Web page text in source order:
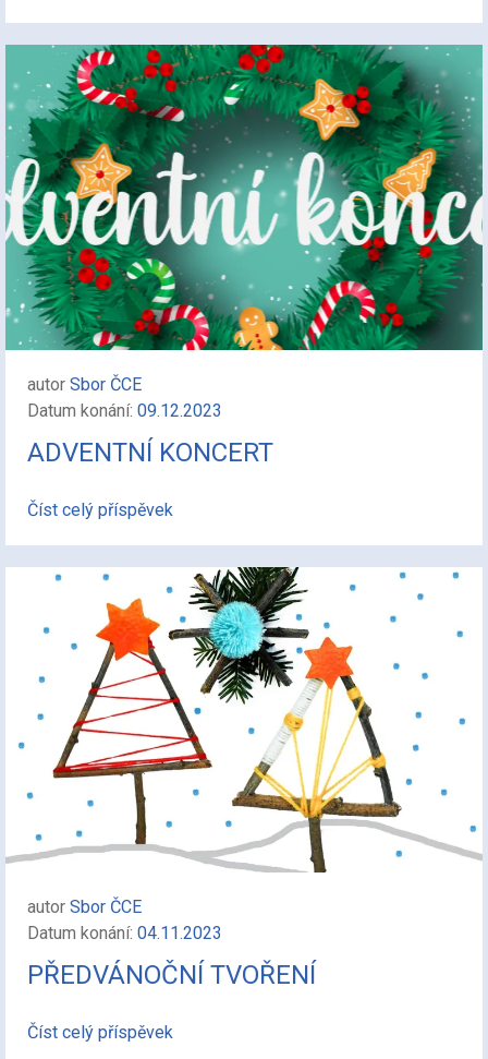
autor Sbor ČCE
Datum konání: 09.12.2023
ADVENTNÍ KONCERT
Číst celý příspěvek
autor Sbor ČCE
Datum konání: 04.11.2023
PŘEDVÁNOČNÍ TVOŘENÍ
Číst celý příspěvek